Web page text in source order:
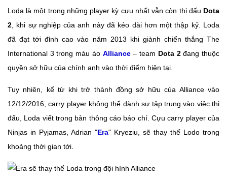
Loda là một trong những player kỳ cựu nhất vẫn còn thi đấu Dota
2 , khi sự nghiệp của anh này đã kéo dài hơn một thập kỷ. Loda
đã đạt tới đỉnh cao vào năm 2013 khi giành chiến thắng The
International 3 trong màu áo Alliance– team Dota 2đang thuộc
quyền sở hữu của chính anh vào thời điểm hiện tại.
Tuy nhiên, kể từ khi trở thành đồng sở hữu của Alliance vào
12/12/2016, carry player không thể dành sự tập trung vào việc thi
đấu, Loda viết trong bản thông cáo báo chí. Cựu carry player của
Ninjas in Pyjamas, Adrian "Era" Kryeziu, sẽ thay thế Lodo trong
khoảng thời gian tới.